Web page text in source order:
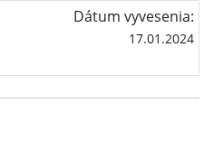
Dátum vyvesenia:
17.01.2024